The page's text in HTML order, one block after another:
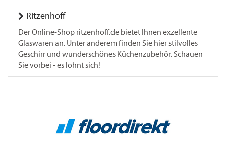
Ritzenhoff
Der Online-Shop ritzenhoff.de bietet Ihnen exzellente
Glaswaren an. Unter anderem finden Sie hier stilvolles
Geschirr und wunderschönes Küchenzubehör. Schauen
Sie vorbei - es lohnt sich!